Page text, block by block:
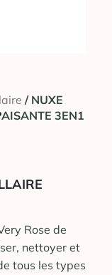
/ NUXE
3EN1
Rose de
nettoyer et
tous les types